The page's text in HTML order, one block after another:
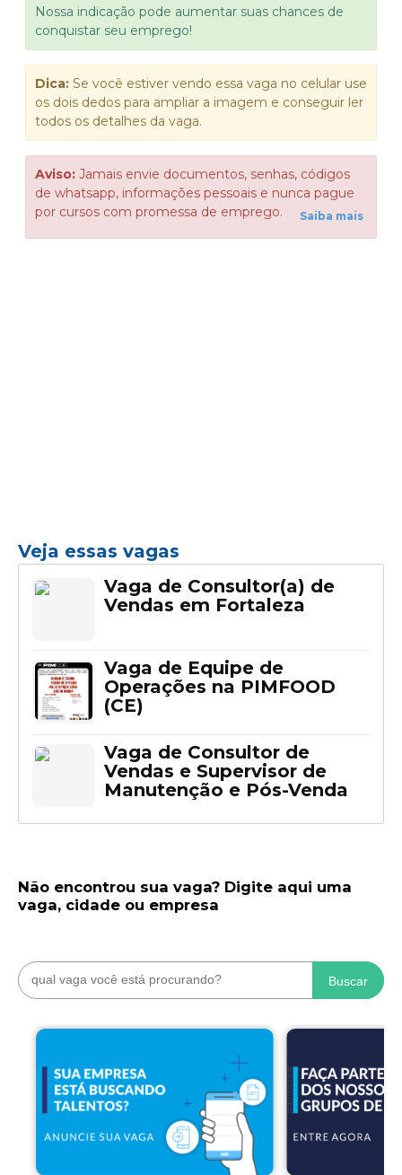
Nossa indicação pode aumentar suas chances de
conquistar seu emprego!
Dica: Se você estiver vendo essa vaga no celular use
os dois dedos para ampliar a imagem e conseguir ler
todos os detalhes da vaga.
Aviso: Jamais envie documentos, senhas, códigos
de whatsapp, informações pessoais e nunca pague
por cursos com promessa de emprego.
Saiba mais
Veja essas vagas
Vaga de Consultor(a) de
Vendas em Fortaleza
Vaga de Equipe de
Operações na PIMFOOD
(CE)
Vaga de Consultor de
Vendas e Supervisor de
Manutenção e Pós-Venda
Não encontrou sua vaga? Digite aqui uma
vaga, cidade ou empresa
Buscar